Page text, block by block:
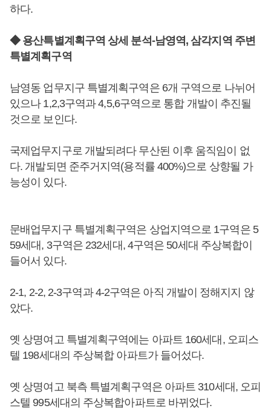
하다.
◆ 용산특별계획구역 상세 분석-남영역, 삼각지역 주변
특별계획구역
남영동 업무지구 특별계획구역은 6개 구역으로 나뉘어
있으나 1,2,3구역과 4,5,6구역으로 통합 개발이 추진될
것으로 보인다.
국제업무지구로 개발되려다 무산된 이후 움직임이 없
다. 개발되면 준주거지역(용적률 400%)으로 상향될 가
능성이 있다.
문배업무지구 특별계획구역은 상업지역으로 1구역은 5
59세대, 3구역은 232세대, 4구역은 50세대 주상복합이
들어서 있다.
2-1, 2-2, 2-3구역과 4-2구역은 아직 개발이 정해지지 않
았다.
옛 상명여고 특별계획구역에는 아파트 160세대, 오피스
텔 198세대의 주상복합 아파트가 들어섰다.
옛 상명여고 북측 특별계획구역은 아파트 310세대, 오피
스텔 995세대의 주상복합아파트로 바뀌었다.